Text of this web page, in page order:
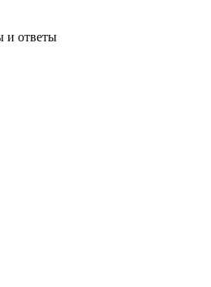
и ответы